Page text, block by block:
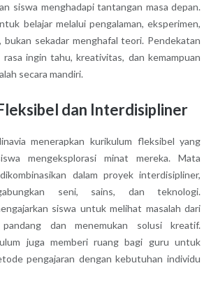
siswa menghadapi tantangan masa depan.
belajar melalui pengalaman, eksperimen,
bukan sekadar menghafal teori. Pendekatan
rasa ingin tahu, kreativitas, dan kemampuan
secara mandiri.
dan Interdisipliner
menerapkan kurikulum fleksibel yang
mengeksplorasi minat mereka. Mata
dalam proyek interdisipliner,
seni, sains, dan teknologi.
siswa untuk melihat masalah dari
dan menemukan solusi kreatif.
juga memberi ruang bagi guru untuk
pengajaran dengan kebutuhan individu